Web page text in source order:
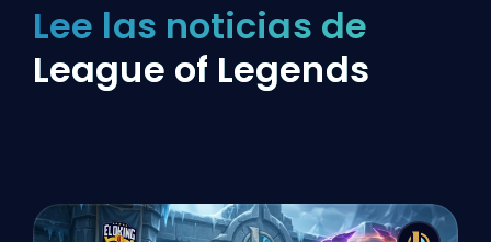
Lee las noticias de
League of Legends